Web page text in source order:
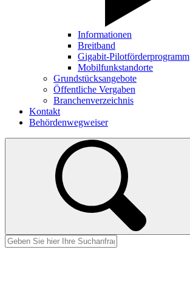
Informationen
Breitband
Gigabit-Pilotförderprogramm
Mobilfunkstandorte
Grundstücksangebote
Öffentliche Vergaben
Branchenverzeichnis
Kontakt
Behördenwegweiser